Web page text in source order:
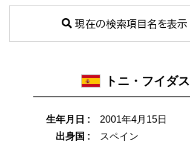
現在の検索項目名を表示
トニ・フイダス
生年月日 :
2001年4月15日
出身国 :
スペイン